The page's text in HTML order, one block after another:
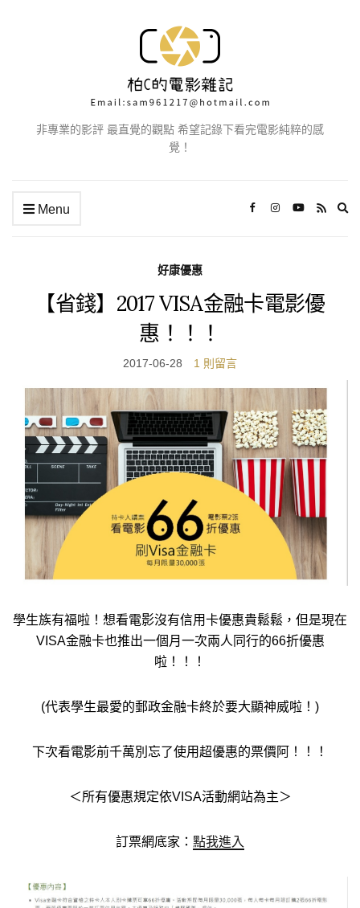
非專業的影評 最直覺的觀點 希望記錄下看完電影純粹的感
覺！
Menu
好康優惠
【省錢】2017 VISA金融卡電影優
惠！！！
2017-06-28 1 則留言
學生族有福啦！想看電影沒有信用卡優惠貴鬆鬆，但是現在
VISA金融卡也推出一個月一次兩人同行的66折優惠
啦！！！
(代表學生最愛的郵政金融卡終於要大顯神威啦！)
下次看電影前千萬別忘了使用超優惠的票價阿！！！
＜所有優惠規定依VISA活動網站為主＞
訂票網底家： 點我進入